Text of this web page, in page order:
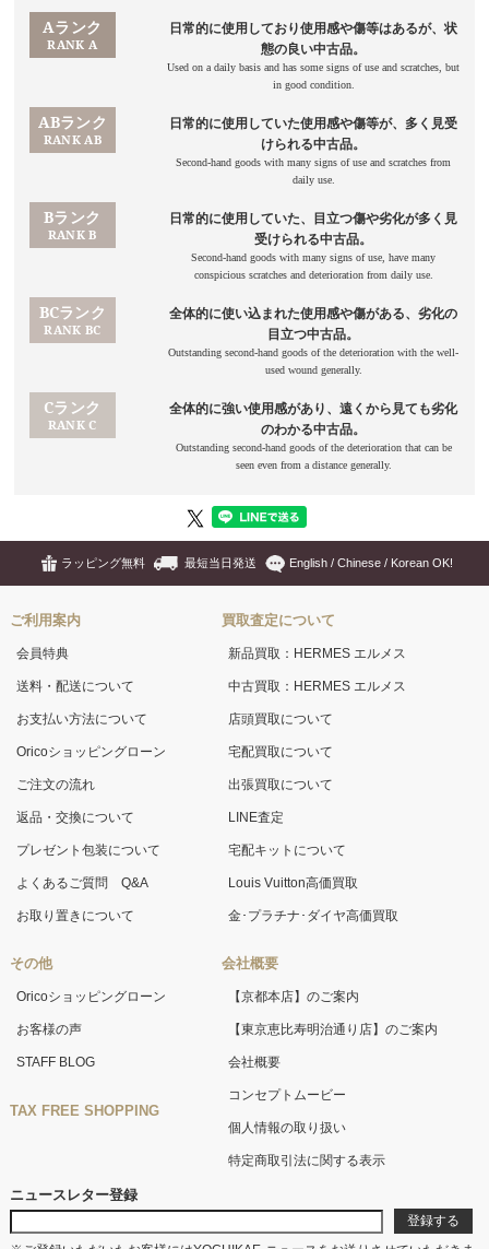
ラッピング無料 最短当日発送 English / Chinese / Korean OK!
ご利用案内
会員特典
送料・配送について
お支払い方法について
Oricoショッピングローン
ご注文の流れ
返品・交換について
プレゼント包装について
よくあるご質問 Q&A
お取り置きについて
その他
Oricoショッピングローン
お客様の声
STAFF BLOG
TAX FREE SHOPPING
買取査定について
新品買取：HERMES エルメス
中古買取：HERMES エルメス
店頭買取について
宅配買取について
出張買取について
LINE査定
宅配キットについて
Louis Vuitton高価買取
金･プラチナ･ダイヤ高価買取
会社概要
【京都本店】のご案内
【東京恵比寿明治通り店】のご案内
会社概要
コンセプトムービー
個人情報の取り扱い
特定商取引法に関する表示
ニュースレター登録